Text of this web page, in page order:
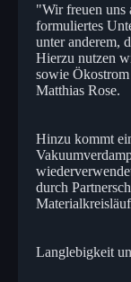
"Wir freuen uns
formuliertes
unter anderem,
Hierzu nutzen
sowie
Matthias Rose.
Hinzu kommt
durch
Langlebigkeit